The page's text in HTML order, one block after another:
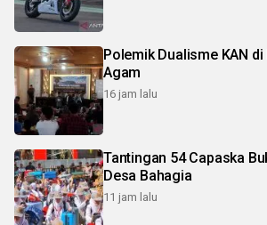
Polemik Dualisme KAN
Agam
16 jam lalu
Tantingan 54 Capaska
Desa Bahagia
11 jam lalu